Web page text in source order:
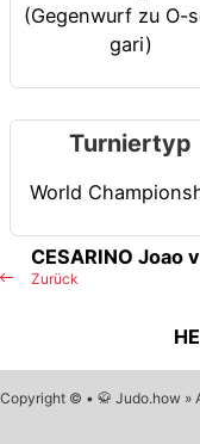
(Gegenwurf zu O-
gari)
Turniertyp
World
Zurück
CESARINO Joao
Copyright © • 🥋 Judo.how »